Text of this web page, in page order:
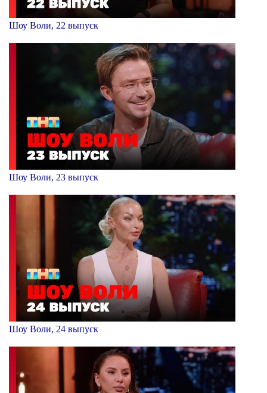
Шоу Воли, 22 выпуск
Шоу Воли, 23 выпуск
Шоу Воли, 24 выпуск